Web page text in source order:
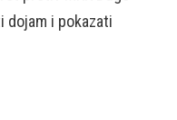
dojam i pokazati